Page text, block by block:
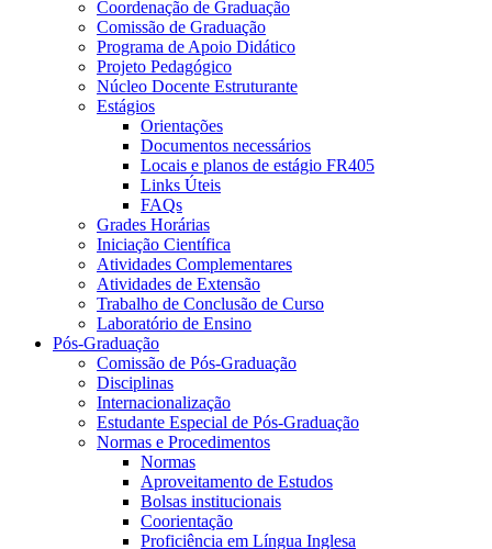
Coordenação de Graduação
Comissão de Graduação
Programa de Apoio Didático
Projeto Pedagógico
Núcleo Docente Estruturante
Estágios
Orientações
Documentos necessários
Locais e planos de estágio FR405
Links Úteis
FAQs
Grades Horárias
Iniciação Científica
Atividades Complementares
Atividades de Extensão
Trabalho de Conclusão de Curso
Laboratório de Ensino
Pós-Graduação
Comissão de Pós-Graduação
Disciplinas
Internacionalização
Estudante Especial de Pós-Graduação
Normas e Procedimentos
Normas
Aproveitamento de Estudos
Bolsas institucionais
Coorientação
Proficiência em Língua Inglesa